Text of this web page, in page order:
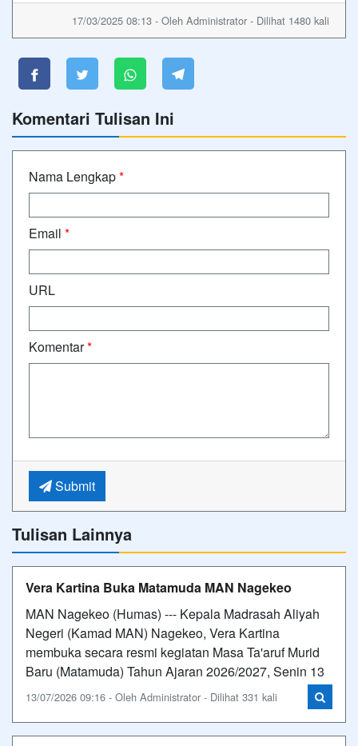
17/03/2025 08:13 - Oleh Administrator - Dilihat 1480 kali
Komentari Tulisan Ini
Nama Lengkap*
Email *
URL
Komentar*
Submit
Tulisan Lainnya
Vera Kartina Buka Matamuda MAN Nagekeo
MAN Nagekeo (Humas) --- Kepala Madrasah Aliyah
Negeri (Kamad MAN) Nagekeo, Vera Kartina
membuka secara resmi kegiatan Masa Ta'aruf Murid
Baru (Matamuda) Tahun Ajaran 2026/2027, Senin 13
13/07/2026 09:16 - Oleh Administrator - Dilihat 331 kali